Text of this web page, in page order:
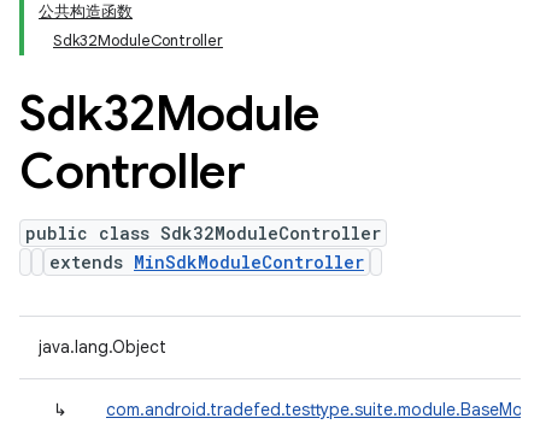
公共构造函数
Sdk32ModuleController
Sdk32Module
Controller
public class Sdk32ModuleController
extends MinSdkModuleController
java.lang.Object
↳